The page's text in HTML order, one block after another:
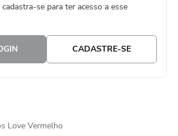
se para ter acesso a esse
CADASTRE-SE
Love Vermelho
9º
urso